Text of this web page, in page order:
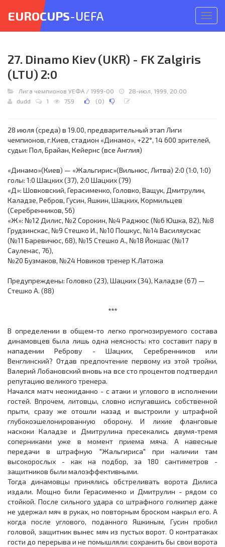
меню
EUROCUPS-UEFA
27. Dinamo Kiev (UKR) - FK Zalgiris
(LTU) 2:0
Лига чемпионов УЕФА / 1999-00
28-июл, 1999, 20:00
dudd
1 759 (0)
28 июля (среда) в 19.00, предварительный этап Лиги
чемпионов, г.Киев, стадион «Динамо», +22°, 14 600 зрителей,
судьи: Пол, Брайан, Кейернс (все Англия)
«Динамо»(Киев) — «Жальгирис»(Вильнюс, Литва) 2:0 (1:0, 1:0)
голы: 1:0 Шацких (37), 2:0 Шацких (79)
«Д»: Шовковский, Герасименко, Головко, Ващук, Дмитрулин,
Каладзе, Ребров, Гусин, Яшкин, Шацких, Кормильцев
(Серебренников, 56)
«Ж»: №12 Дилис, №2 Сорокин, №4 Раджюс (№6 Юшка, 82), №8
Грудзинскас, №9 Стешко И., №10 Пошкус, №14 Василяускас
(№11 Баревичюс, 68), №15 Стешко А., №18 Йокшас (№17
Сауленас, 76),
№20 Бузмаков, №24 Новиков тренер К.Латожа
Предупреждены: Головко (23), Шацких (34), Каладзе (67) —
Стешко А. (88)
***
В определении в общем-то легко прогнозируемого состава
динамовцев была лишь одна неясность: кто составит пару в
нападении Реброву - Шацких, Серебренников или
Венглинский? Отдав предпочтение первому из этой тройки,
Валерий Лобановский вновь на все сто процентов подтвердил
репутацию великого тренера.
Начался матч неожиданно - с атаки и углового в исполнении
гостей. Впрочем, литовцы, словно испугавшись собственной
прыти, сразу же отошли назад и выстроили у штрафной
глубокоэшелонированную оборону. И лихие фланговые
наскоки Каладзе и Дмитрулина пресекались двумя-тремя
соперниками уже в момент приема мяча. А навесные
передачи в штрафную "Жальгириса" при наличии там
высокорослых - как на подбор, за 180 сантиметров -
защитников были малоэффективными.
Тогда динамовцы принялись обстреливать ворота Дилиса
издали. Мощно били Герасименко и Дмитрулин - рядом со
стойкой. После сильного удара со штрафного голкипер даже
не удержал мяч в руках, но повторным броском накрыл его. А
когда после углового, поданного Яшкиным, Гусин пробил
головой, защитник вынес мяч из пустых ворот. О контратаках
гости до перерыва и не помышляли: сохранить бы свои ворота